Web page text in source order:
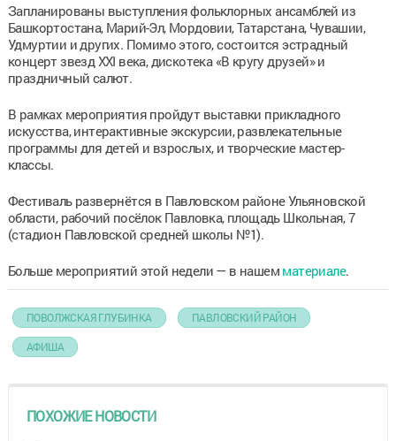
Запланированы выступления фольклорных ансамблей из
Башкортостана, Марий-Эл, Мордовии, Татарстана, Чувашии,
Удмуртии и других. Помимо этого, состоится эстрадный
концерт звезд XXI века, дискотека «В кругу друзей» и
праздничный салют.
В рамках мероприятия пройдут выставки прикладного
искусства, интерактивные экскурсии, развлекательные
программы для детей и взрослых, и творческие мастер-
классы.
Фестиваль развернётся в Павловском районе Ульяновской
области, рабочий посёлок Павловка, площадь Школьная, 7
(стадион Павловской средней школы №1).
Больше мероприятий этой недели — в нашем материале.
ПОВОЛЖСКАЯ ГЛУБИНКА ПАВЛОВСКИЙ РАЙОН
АФИША
ПОХОЖИЕ НОВОСТИ